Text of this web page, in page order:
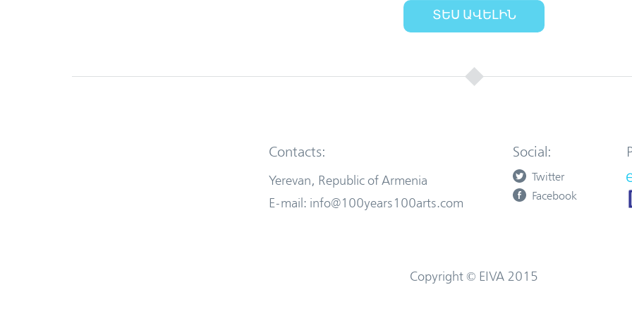
ՏԵՍ ԱՎԵԼԻՆ
Contacts:
Yerevan, Republic of Armenia
E-mail: info@100years100arts.com
Social:
Twitter
Facebook
Copyright © EIVA 2015